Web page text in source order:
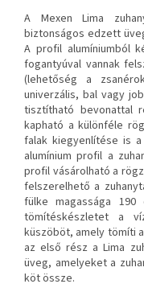
A Mexen Lima
biztonságos edzett
A profil alumíniumból
fogantyúval vannak
(lehetőség a
univerzális, bal vagy
tisztítható bevonattal
kapható a különféle
falak kiegyenlítése is
alumínium profil a
profil vásárolható a
felszerelhető a
fülke magassága
tömítéskészletet a
küszöböt, amely tömíti
az első rész a Lima
üveg, amelyeket a
köt össze.